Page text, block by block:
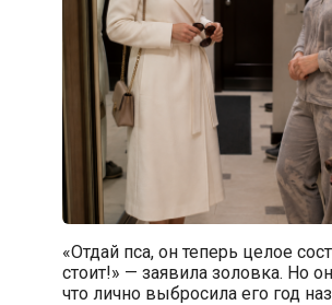
«Отдай пса, он теперь целое
стоит!» — заявила золовка. Но
что лично выбросила его год